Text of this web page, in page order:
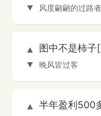
▼
风度翩翩的过路者
▲
▼
图中不是柿
晚风皆过客
▲
半年盈利500